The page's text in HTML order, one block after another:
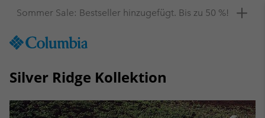
TO
SKIP
TO
MAIN
NAV
Hol dir einen 10 %-Gutschein
Silver Ridge Kollektion